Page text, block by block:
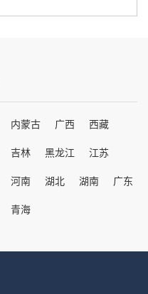
内蒙古 广西
西藏
吉林 黑龙江
江苏
河南 湖北 湖南
广东
青海